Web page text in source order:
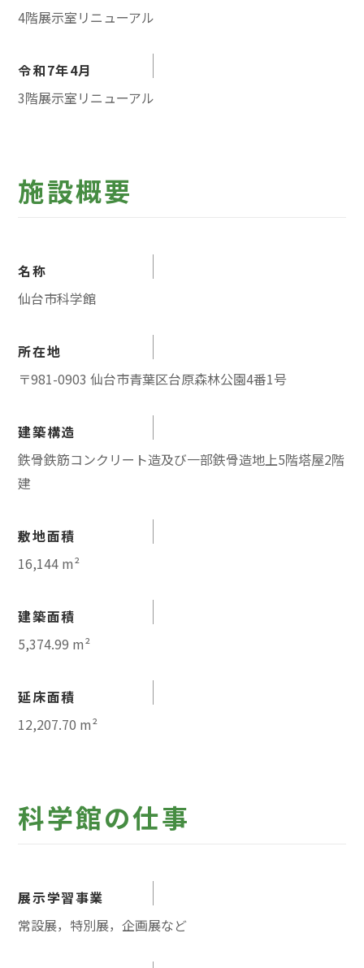
4階展示室リニューアル
令和7年4月
3階展示室リニューアル
施設概要
名称
仙台市科学館
所在地
〒981-0903 仙台市青葉区台原森林公園4番1号
建築構造
鉄骨鉄筋コンクリート造及び一部鉄骨造地上5階塔屋2階
建
敷地面積
16,144 m²
建築面積
5,374.99 m²
延床面積
12,207.70 m²
科学館の仕事
展示学習事業
常設展，特別展，企画展など